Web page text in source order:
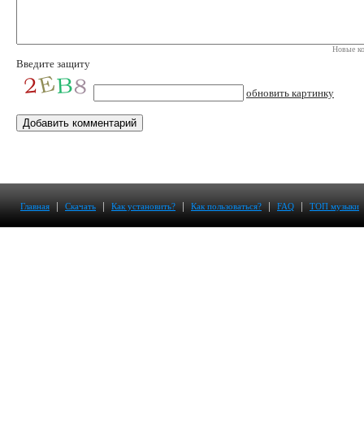
Новые
Введите защиту
обновить картинку
Главная | Скачать | Как установить? | Как пользоваться? | FAQ | ТОП музыки